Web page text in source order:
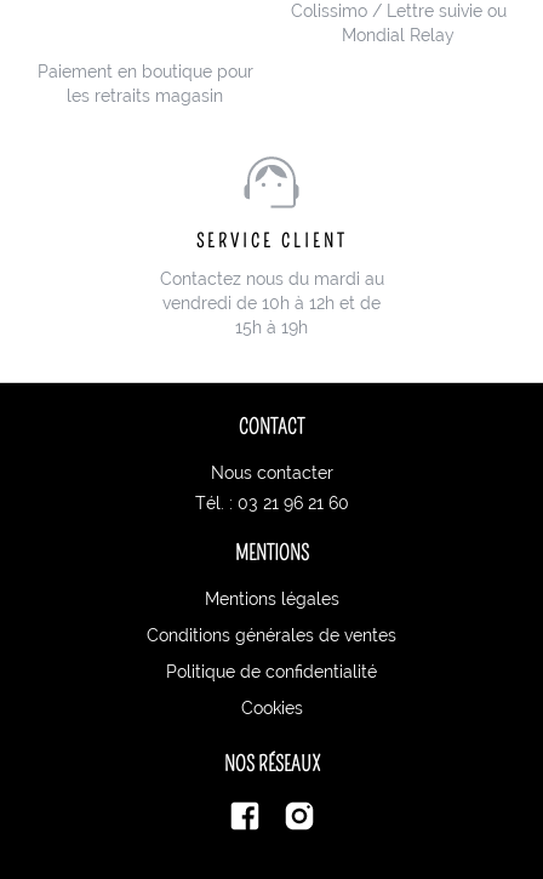
Paiement en boutique pour
les retraits magasin
Colissimo / Lettre suivie ou
Mondial Relay
SERVICE CLIENT
Contactez nous du mardi au
vendredi de 10h à 12h et de
15h à 19h
CONTACT
Nous contacter
Tél. : 03 21 96 21 60
MENTIONS
Mentions légales
Conditions générales de ventes
Politique de confidentialité
Cookies
NOS RÉSEAUX